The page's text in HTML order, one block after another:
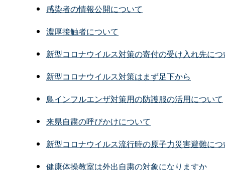
感染者の情報公開について
濃厚接触者について
新型コロナウイルス対策の寄付の受け入れ先に
新型コロナウイルス対策はまず足下から
鳥インフルエンザ対策用の防護服の活用について
来県自粛の呼びかけについて
新型コロナウイルス流行時の原子力災害避難に
健康体操教室は外出自粛の対象になりますか